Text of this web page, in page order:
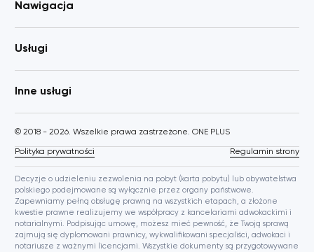
Nawigacja
Usługi
Inne usługi
© 2018 - 2026. Wszelkie prawa zastrzeżone. ONE PLUS
Polityka prywatności Regulamin strony
Decyzje o udzieleniu zezwolenia na pobyt (karta pobytu) lub obywatelstwa
polskiego podejmowane są wyłącznie przez organy państwowe.
Zapewniamy pełną obsługę prawną na wszystkich etapach, a złożone
kwestie prawne realizujemy we współpracy z kancelariami adwokackimi i
notarialnymi. Podpisując umowę, możesz mieć pewność, że Twoją sprawą
zajmują się dyplomowani prawnicy, wykwalifikowani specjaliści, adwokaci i
notariusze z ważnymi licencjami. Wszystkie dokumenty są przygotowywane